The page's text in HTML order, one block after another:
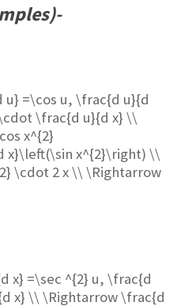
=\cos u, \frac{d u}{d
\frac{d u}{d x} \\
x^{2}
x}\left(\sin x^{2}\right) \\
\cdot 2 x \\ \Rightarrow
x} =\sec ^{2} u, \frac{d
x} \\ \Rightarrow \frac{d